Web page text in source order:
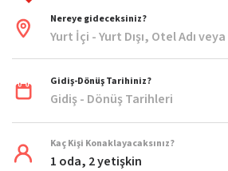
Nereye gideceksiniz?
Yurt İçi - Yurt Dışı, Otel Adı
Gidiş-Dönüş Tarihiniz?
Gidiş - Dönüş Tarihleri
Kaç Kişi Konaklayacaksınız?
1 oda, 2 yetişkin